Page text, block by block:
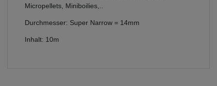
Micropellets, Miniboilies,..
Durchmesser: Super Narrow = 14mm
Inhalt: 10m